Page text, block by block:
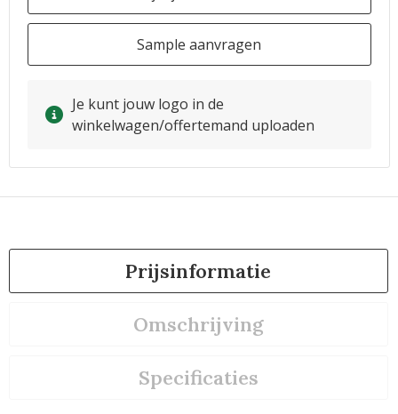
Sample aanvragen
Je kunt jouw logo in de
winkelwagen/offertemand uploaden
Prijsinformatie
Omschrijving
Specificaties